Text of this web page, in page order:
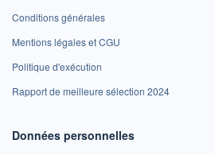
Conditions générales
Mentions légales et CGU
Politique d'exécution
Rapport de meilleure sélection 2024
Données personnelles